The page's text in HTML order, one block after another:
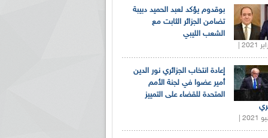
بوقدوم يؤكد لعبد الحميد دبيبة
تضامن الجزائر الثابت مع
الشعب الليبي
إعادة انتخاب الجزائري نور الدين
أمير عضوا في لجنة الأمم
المتحدة للقضاء على التمييز